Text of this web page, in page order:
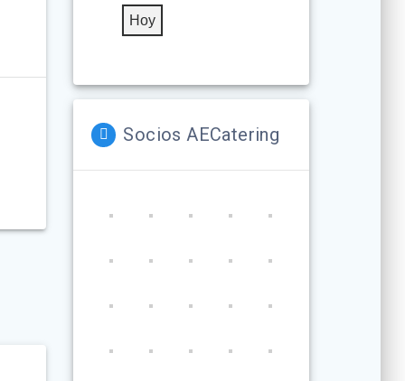
Hoy
Socios AECatering